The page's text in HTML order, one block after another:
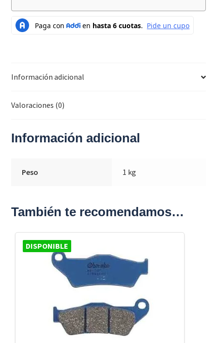
Información adicional
Valoraciones (0)
Información adicional
Peso 1 kg
También te recomendamos…
DISPONIBLE